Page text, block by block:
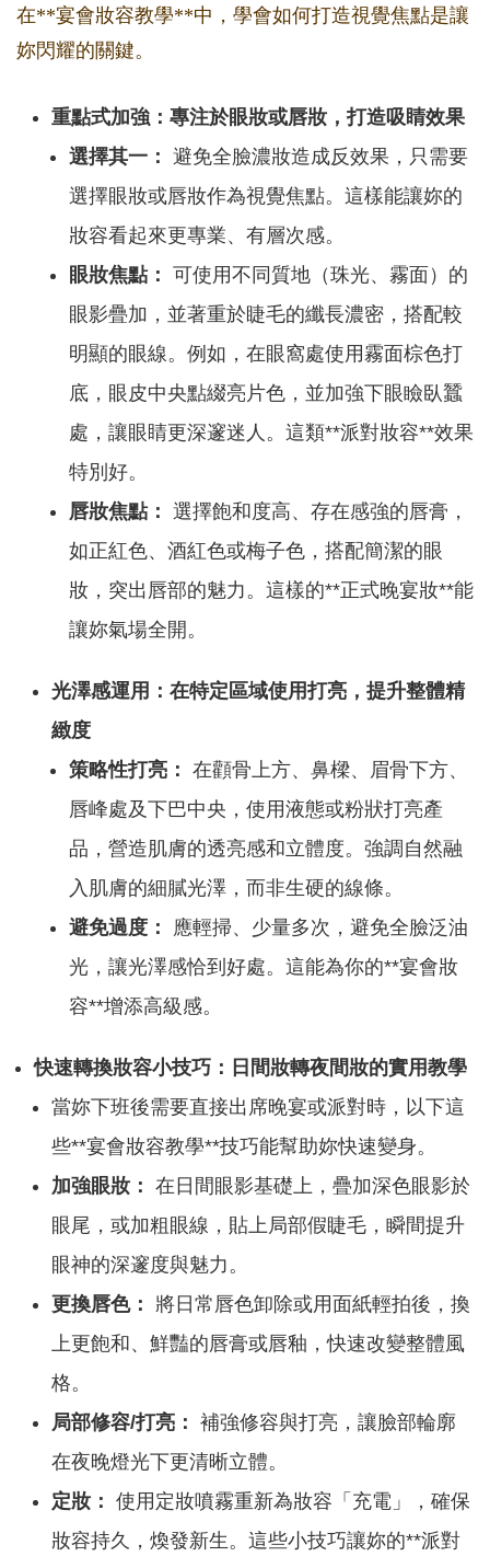
在**宴會妝容教學**中，學會如何打造視覺焦點是讓
妳閃耀的關鍵。
重點式加強：專注於眼妝或唇妝，打造吸睛效果
選擇其一： 避免全臉濃妝造成反效果，只需要
選擇眼妝或唇妝作為視覺焦點。這樣能讓妳的
妝容看起來更專業、有層次感。
眼妝焦點： 可使用不同質地（珠光、霧面）的
眼影疊加，並著重於睫毛的纖長濃密，搭配較
明顯的眼線。例如，在眼窩處使用霧面棕色打
底，眼皮中央點綴亮片色，並加強下眼瞼臥蠶
處，讓眼睛更深邃迷人。這類**派對妝容**效果
特別好。
唇妝焦點： 選擇飽和度高、存在感強的唇膏，
如正紅色、酒紅色或梅子色，搭配簡潔的眼
妝，突出唇部的魅力。這樣的**正式晚宴妝**能
讓妳氣場全開。
光澤感運用：在特定區域使用打亮，提升整體精
緻度
策略性打亮： 在顴骨上方、鼻樑、眉骨下方、
唇峰處及下巴中央，使用液態或粉狀打亮產
品，營造肌膚的透亮感和立體度。強調自然融
入肌膚的細膩光澤，而非生硬的線條。
避免過度：
應輕掃、少量多次，避免全臉泛油
光，讓光澤感恰到好處。這能為你的**宴會妝
容**增添高級感。
快速轉換妝容小技巧：日間妝轉夜間妝的實用教學
當妳下班後需要直接出席晚宴或派對時，以下這
些**宴會妝容教學**技巧能幫助妳快速變身。
加強眼妝： 在日間眼影基礎上，疊加深色眼影於
眼尾，或加粗眼線，貼上局部假睫毛，瞬間提升
眼神的深邃度與魅力。
更換唇色：
將日常唇色卸除或用面紙輕拍後，換
上更飽和、鮮豔的唇膏或唇釉，快速改變整體風
格。
局部修容/打亮： 補強修容與打亮，讓臉部輪廓
在夜晚燈光下更清晰立體。
定妝： 使用定妝噴霧重新為妝容「充電」，確保
妝容持久，煥發新生。這些小技巧讓妳的**派對